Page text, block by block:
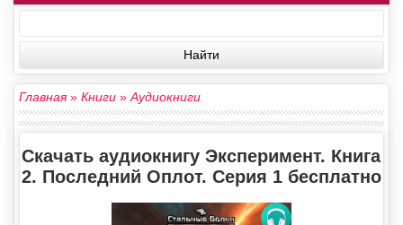
Главная» Книги »Аудиокниги
Скачать аудиокнигу Эксперимент. Книга
2. Последний Оплот. Серия 1 бесплатно